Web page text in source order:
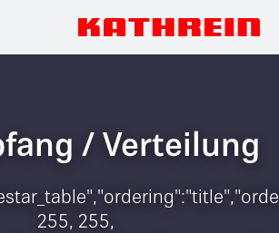
/ Verteilung
255, 255,